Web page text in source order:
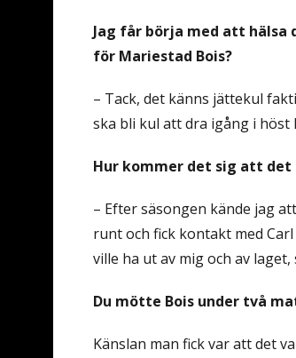
Jag får börja med att
för Mariestad Bois?
– Tack, det känns jättekul
ska bli kul att dra igång i höst
Hur kommer det sig att det
– Efter säsongen kände jag
runt och fick kontakt med
ville ha ut av mig och av
Du mötte Bois under två
Känslan man fick var att det